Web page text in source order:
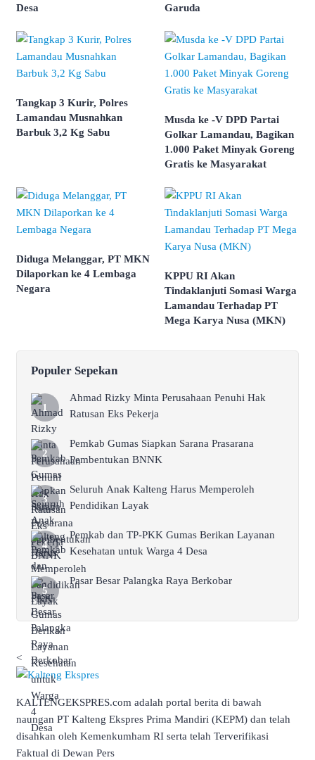
Desa
Garuda
Tangkap 3 Kurir, Polres
Lamandau Musnahkan
Barbuk 3,2 Kg Sabu
Musda ke -V DPD Partai
Golkar Lamandau, Bagikan
1.000 Paket Minyak Goreng
Gratis ke Masyarakat
Diduga Melanggar, PT MKN
Dilaporkan ke 4 Lembaga
Negara
KPPU RI Akan
Tindaklanjuti Somasi Warga
Lamandau Terhadap PT
Mega Karya Nusa (MKN)
Populer Sepekan
Ahmad Rizky Minta Perusahaan Penuhi Hak
Ratusan Eks Pekerja
Pemkab Gumas Siapkan Sarana Prasarana
Pembentukan BNNK
Seluruh Anak Kalteng Harus Memperoleh
Pendidikan Layak
Pemkab dan TP-PKK Gumas Berikan Layanan
Kesehatan untuk Warga 4 Desa
Pasar Besar Palangka Raya Berkobar
<
KALTENGEKSPRES.com adalah portal berita di bawah
naungan PT Kalteng Ekspres Prima Mandiri (KEPM) dan telah
disahkan oleh Kemenkumham RI serta telah Terverifikasi
Faktual di Dewan Pers